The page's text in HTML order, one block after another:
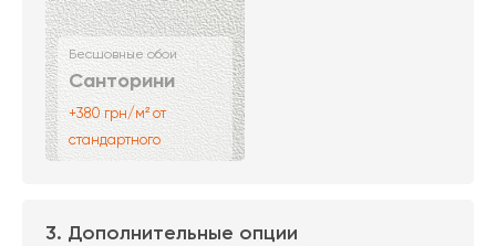
Бесшовные обои
Санторини
+380 грн/м² от
стандартного
3. Дополнительные опции